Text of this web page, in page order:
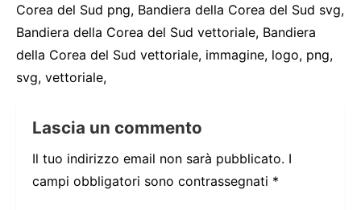
Corea del Sud png, Bandiera della Corea del Sud svg,
Bandiera della Corea del Sud vettoriale, Bandiera
della Corea del Sud vettoriale, immagine, logo, png,
svg, vettoriale,
Lascia un commento
Il tuo indirizzo email non sarà pubblicato. I
campi obbligatori sono contrassegnati *